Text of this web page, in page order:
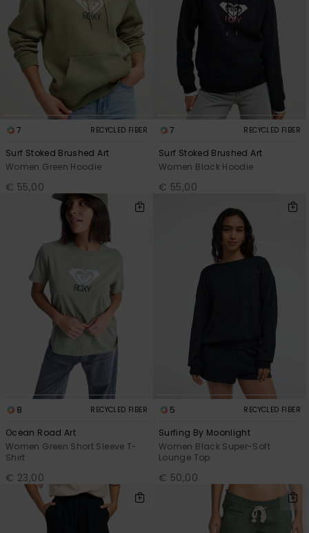
7 RECYCLED FIBER
Surf Stoked Brushed Art
Women Green Hoodie
€ 55,00
7 RECYCLED FIBER
Surf Stoked Brushed Art
Women Black Hoodie
€ 55,00
8 RECYCLED FIBER
Ocean Road Art
Women Green Short Sleeve T-
Shirt
€ 23,00
5 RECYCLED FIBER
Surfing By Moonlight
Women Black Super-Soft
Lounge Top
€ 50,00